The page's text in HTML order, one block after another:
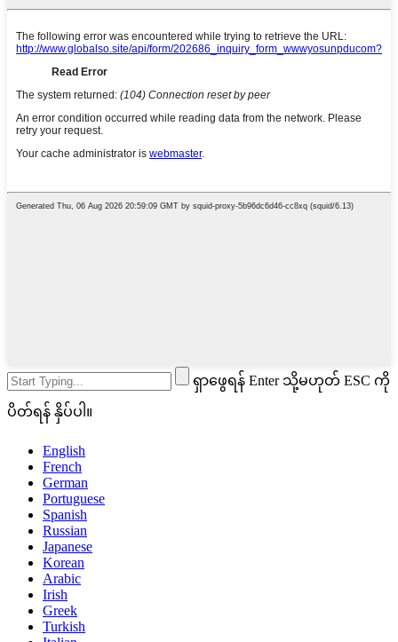
ရှာဖွေရန် Enter သို့မဟုတ် ESC ကို
ပိတ်ရန် နှိပ်ပါ။
English
French
German
Portuguese
Spanish
Russian
Japanese
Korean
Arabic
Irish
Greek
Turkish